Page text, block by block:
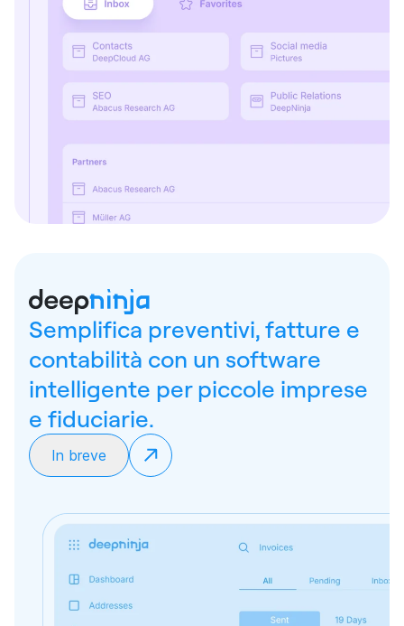
Semplifica preventivi, fatture e
contabilità con un software
intelligente per piccole imprese
e fiduciarie.
In breve